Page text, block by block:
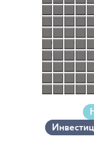
40 x 120 cm
45 x 90 cm
60 x 120 cm
60 x 90 cm
120 x 280 cm